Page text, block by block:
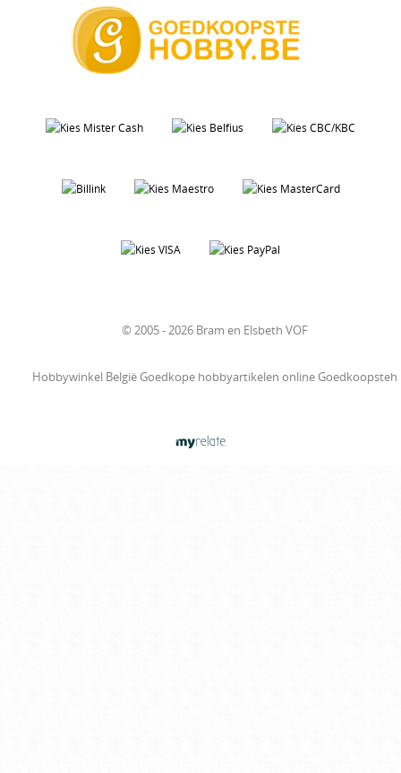
© 2005 - 2026 Bram en Elsbeth VOF
Hobbywinkel België Goedkope hobbyartikelen online Goedkoopsteh